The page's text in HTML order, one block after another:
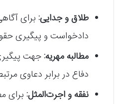
طلاق و جدایی: برای
دادخواست و پیگیری
مطالبه مهریه:جهت
دفاع در برابر دعاوی
نفقه و اجرت‌المثل: برای